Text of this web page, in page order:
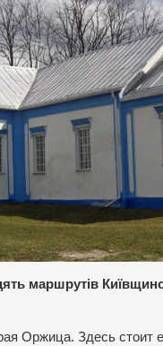
маршрутів
Оржица. Здесь стоит